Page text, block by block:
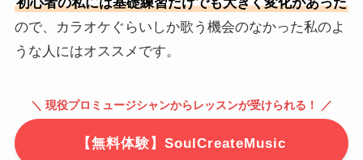
初心者の私には基礎練習だけでも大きく変化があった
ので、カラオケぐらいしか歌う機会のなかった私のよ
うな人にはオススメです。
＼ 現役プロミュージシャンからレッスンが受けられる！ ／
【無料体験】SoulCreateMusic